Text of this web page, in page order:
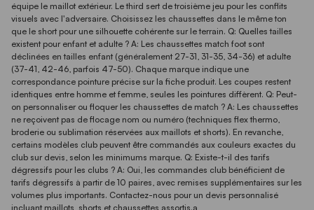
équipe le maillot extérieur. Le third sert de troisième jeu pour les conflits
visuels avec l'adversaire. Choisissez les chaussettes dans le même ton
que le short pour une silhouette cohérente sur le terrain. Q: Quelles tailles
existent pour enfant et adulte ? A: Les chaussettes match foot sont
déclinées en tailles enfant (généralement 27-31, 31-35, 34-36) et adulte
(37-41, 42-46, parfois 47-50). Chaque marque indique une
correspondance pointure précise sur la fiche produit. Les coupes restent
identiques entre homme et femme, seules les pointures diffèrent. Q: Peut-
on personnaliser ou floquer les chaussettes de match ? A: Les chaussettes
ne reçoivent pas de flocage nom ou numéro (techniques flex thermo,
broderie ou sublimation réservées aux maillots et shorts). En revanche,
certains modèles club peuvent être commandés aux couleurs exactes du
club sur devis, selon les minimums marque. Q: Existe-t-il des tarifs
dégressifs pour les clubs ? A: Oui, les commandes club bénéficient de
tarifs dégressifs à partir de 10 paires, avec remises supplémentaires sur les
volumes plus importants. Contactez-nous pour un devis personnalisé
incluant maillots, shorts et chaussettes assortis.a